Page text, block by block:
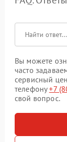
Вы можете
часто
сервисный
телефону+7
свой вопрос.